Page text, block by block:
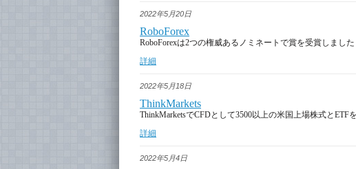
2022年5月20日
RoboForex
RoboForexは2つの権威あるノミネートで賞を受賞しました
詳細
2022年5月18日
ThinkMarkets
ThinkMarketsでCFDとして3500以上の米国上場株式とETF
詳細
2022年5月4日